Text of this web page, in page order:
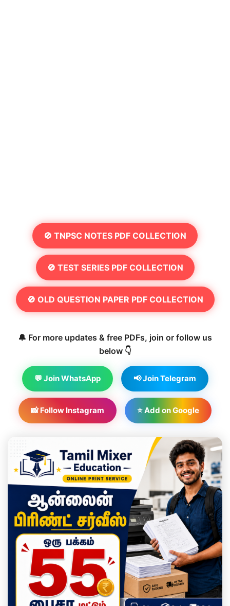
🚫 TNPSC NOTES PDF COLLECTION
🚫 TEST SERIES PDF COLLECTION
🚫 OLD QUESTION PAPER PDF COLLECTION
🔔 For more updates & free PDFs, join or follow us
below 👇
💬 Join WhatsApp 📢 Join Telegram
📸 Follow Instagram ⭐ Add on Google